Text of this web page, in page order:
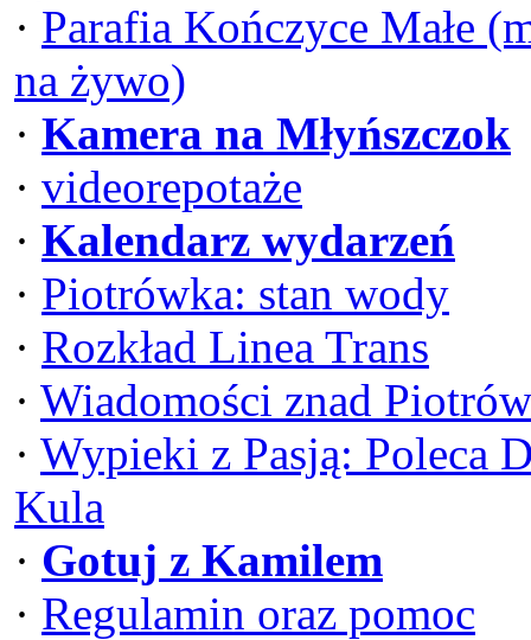
· Parafia Kończyce Małe
na żywo)
· Kamera na Młyńszczok
· videorepotaże
· Kalendarz wydarzeń
· Piotrówka: stan wody
· Rozkład Linea Trans
· Wiadomości znad
· Wypieki z Pasją: Poleca
Kula
· Gotuj z Kamilem
· Regulamin oraz pomoc